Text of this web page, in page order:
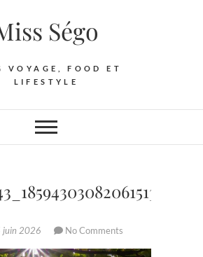
Ségo
VOYAGE, FOOD ET
LIFESTYLE
2026 No Comments